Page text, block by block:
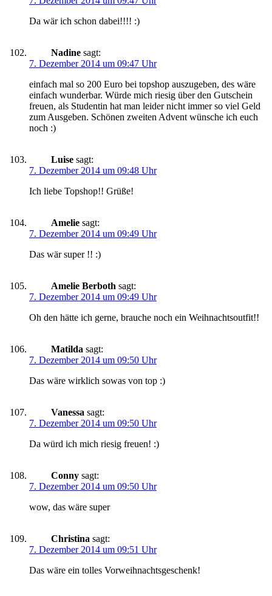
Da wär ich schon dabei!!!! :)
Nadine sagt:
7. Dezember 2014 um 09:47 Uhr
einfach mal so 200 Euro bei topshop auszugeben, des wäre
einfach wunderbar. Würde mich riesig über den Gutschein
freuen, als Studentin hat man leider nicht immer so viel Geld
zum Ausgeben. Schönen zweiten Advent wünsche ich euch
noch :)
Luise sagt:
7. Dezember 2014 um 09:48 Uhr
Ich liebe Topshop!! Grüße!
Amelie sagt:
7. Dezember 2014 um 09:49 Uhr
Das wär super !! :)
Amelie Berboth sagt:
7. Dezember 2014 um 09:49 Uhr
Oh den hätte ich gerne, brauche noch ein Weihnachtsoutfit!!
Matilda sagt:
7. Dezember 2014 um 09:50 Uhr
Das wäre wirklich sowas von top :)
Vanessa sagt:
7. Dezember 2014 um 09:50 Uhr
Da würd ich mich riesig freuen! :)
Conny sagt:
7. Dezember 2014 um 09:50 Uhr
wow, das wäre super
Christina sagt:
7. Dezember 2014 um 09:51 Uhr
Das wäre ein tolles Vorweihnachtsgeschenk!